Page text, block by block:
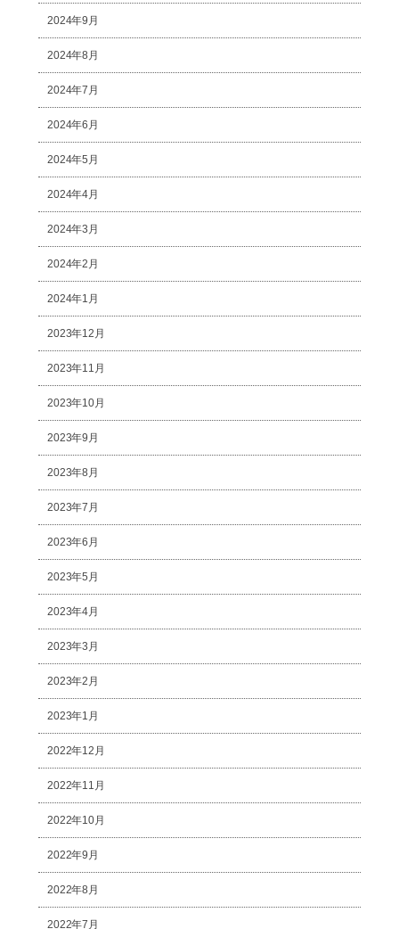
2024年9月
2024年8月
2024年7月
2024年6月
2024年5月
2024年4月
2024年3月
2024年2月
2024年1月
2023年12月
2023年11月
2023年10月
2023年9月
2023年8月
2023年7月
2023年6月
2023年5月
2023年4月
2023年3月
2023年2月
2023年1月
2022年12月
2022年11月
2022年10月
2022年9月
2022年8月
2022年7月